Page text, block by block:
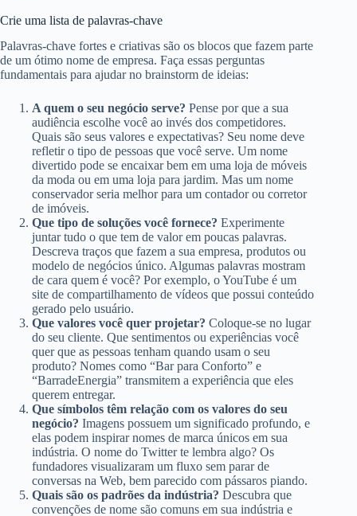
Crie uma lista de palavras-chave
Palavras-chave fortes e criativas são os blocos que fazem parte
de um ótimo nome de empresa. Faça essas perguntas
fundamentais para ajudar no brainstorm de ideias:
A quem o seu negócio serve? Pense por que a sua
audiência escolhe você ao invés dos competidores.
Quais são seus valores e expectativas? Seu nome deve
refletir o tipo de pessoas que você serve. Um nome
divertido pode se encaixar bem em uma loja de móveis
da moda ou em uma loja para jardim. Mas um nome
conservador seria melhor para um contador ou corretor
de imóveis.
Que tipo de soluções você fornece? Experimente
juntar tudo o que tem de valor em poucas palavras.
Descreva traços que fazem a sua empresa, produtos ou
modelo de negócios único. Algumas palavras mostram
de cara quem é você? Por exemplo, o YouTube é um
site de compartilhamento de vídeos que possui conteúdo
gerado pelo usuário.
Que valores você quer projetar? Coloque-se no lugar
do seu cliente. Que sentimentos ou experiências você
quer que as pessoas tenham quando usam o seu
produto? Nomes como “Bar para Conforto” e
“BarradeEnergia” transmitem a experiência que eles
querem entregar.
Que símbolos têm relação com os valores do seu
negócio? Imagens possuem um significado profundo, e
elas podem inspirar nomes de marca únicos em sua
indústria. O nome do Twitter te lembra algo? Os
fundadores visualizaram um fluxo sem parar de
conversas na Web, bem parecido com pássaros piando.
Quais são os padrões da indústria? Descubra que
convenções de nome são comuns em sua indústria e